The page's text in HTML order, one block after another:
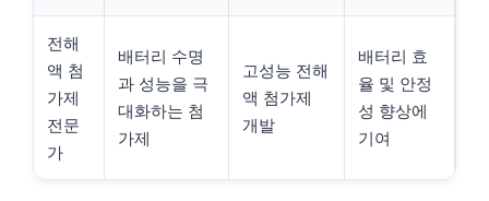
전해
액 첨
가제
전문
가
배터리 수명
과 성능을 극
대화하는 첨
가제
고성능 전해
액 첨가제
개발
배터리 효
율 및 안정
성 향상에
기여